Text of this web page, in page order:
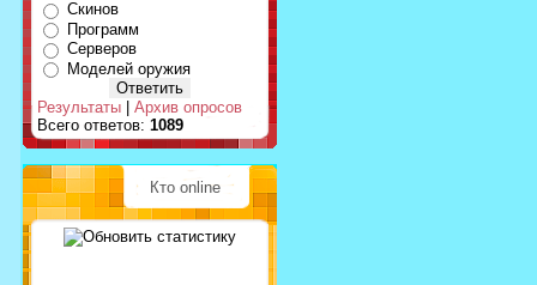
Скинов
Программ
Серверов
Моделей оружия
Результаты
Архив опросов
Всего ответов: 1089
Кто online